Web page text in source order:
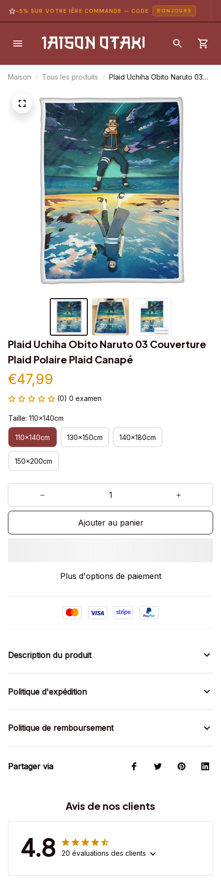
-5% SUR VOTRE 1ÈRE COMMANDE — CODE BONJOUR5
Maison Tous les produits
Plaid Uchiha Obito Naruto 03
Canapé
Plaid Uchiha Obito Naruto 03 Couverture
Plaid Polaire Plaid Canapé
€47,99
(0) 0 examen
Taille: 110x140cm
110x140cm 130x150cm 140x180cm
150x200cm
Ajouter au panier
Plus d'options de paiement
Description du produit
Politique d'expédition
Politique de remboursement
Partager via
Avis de nos clients
4.8 20 évaluations des clients